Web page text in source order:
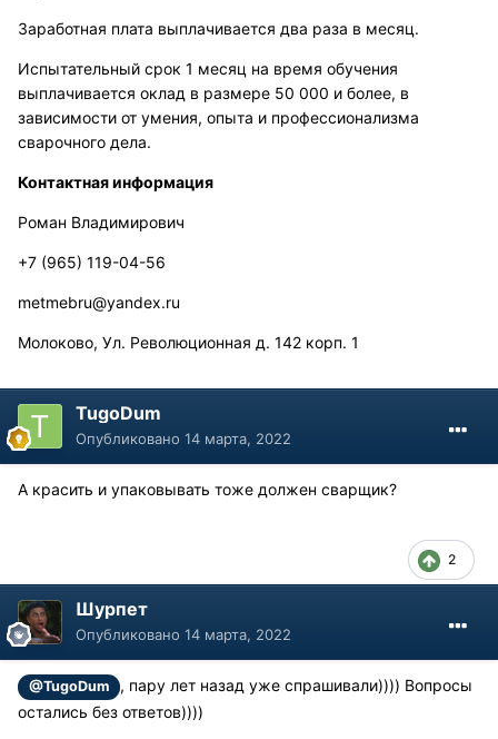
Заработная плата выплачивается два раза в месяц.
Испытательный срок 1 месяц на время обучения
выплачивается оклад в размере 50 000 и более, в
зависимости от умения, опыта и профессионализма
сварочного дела.
Контактная информация
Роман Владимирович
+7 (965) 119-04-56
metmebru@yandex.ru
Молоково, Ул. Революционная д. 142 корп. 1
TugoDum
Опубликовано 14 марта, 2022
А красить и упаковывать тоже должен сварщик?
2
Шурпет
Опубликовано 14 марта, 2022
@TugoDum
, пару лет назад уже спрашивали)))) Вопросы
остались без ответов))))